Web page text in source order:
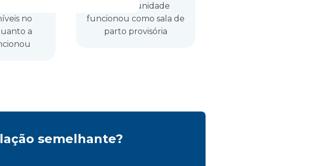
no
a
meses a unidade
funcionou como sala de
parto provisória
semelhante?